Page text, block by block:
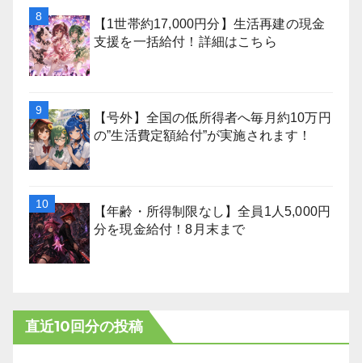
【1世帯約17,000円分】生活再建の現金
支援を一括給付！詳細はこちら
【号外】全国の低所得者へ毎月約10万円
の”生活費定額給付”が実施されます！
【年齢・所得制限なし】全員1人5,000円
分を現金給付！8月末まで
直近10回分の投稿